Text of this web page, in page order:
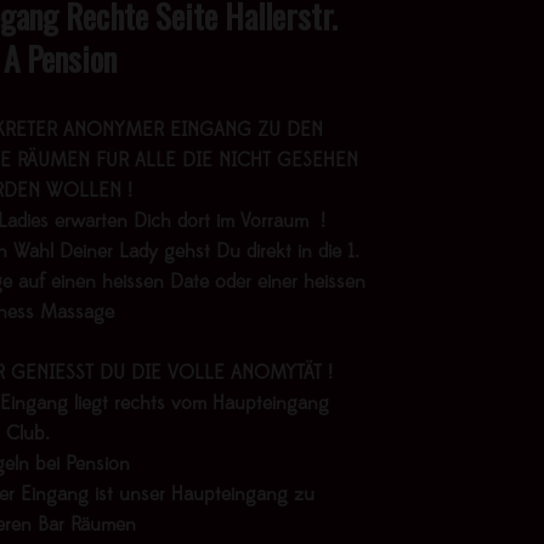
Rechte Seite Hallerstr.
Pension
ANONYMER EINGANG ZU DEN
RÄUMEN FÜR ALLE DIE NICHT GESEHEN
WOLLEN !
erwarten Dich dort im Vorraum !
Wahl Deiner Lady gehst Du direkt in die 1.
auf einen heissen Date oder einer heissen
Massage
GENIESST DU DIE VOLLE ANOMYTÄT !
liegt rechts vom Haupteingang
Club.
bei Pension
Eingang ist unser Haupteingang zu
Bar Räumen